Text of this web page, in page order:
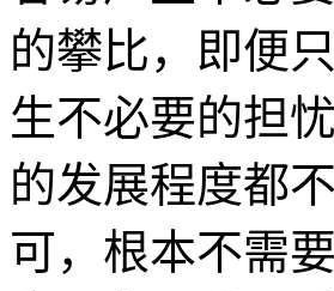
的攀比，即便
生不必要的担
的发展程度都
可，根本不需